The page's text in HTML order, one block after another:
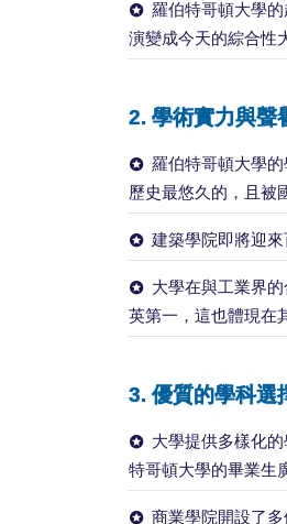
羅伯特哥頓大學
演變成今天的綜合性
2. 學術實力與聲
羅伯特哥頓大學
歷史最悠久的，且被
建築學院即將迎來
大學在與工業界
英第一，這也體現在
3.優質的學科選
大學提供多樣化
特哥頓大學的畢業生
商業學院開設了